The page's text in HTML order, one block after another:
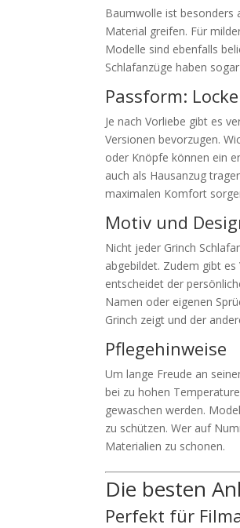
Baumwolle ist besonders
Material greifen. Für
Modelle sind ebenfalls
Schlafanzüge haben
Passform:
Je nach Vorliebe gibt es
Versionen bevorzugen.
oder Knöpfe können ein
auch als Hausanzug
maximalen Komfort
Motiv und
Nicht jeder Grinch
abgebildet. Zudem gibt
entscheidet der
Namen oder eigenen
Grinch zeigt und der
Pflegehinweise
Um lange Freude an
bei zu hohen
gewaschen werden.
zu schützen. Wer auf
Materialien zu schonen.
Die besten
Perfekt für